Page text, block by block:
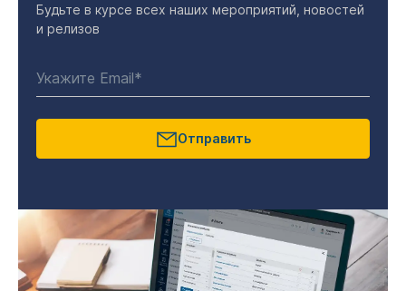
Будьте в курсе всех наших мероприятий, новостей
и релизов
Отправить